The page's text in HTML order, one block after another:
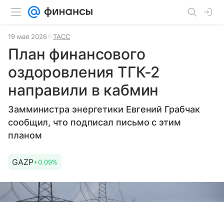
19 мая 2026 ТАСС
План финансового
оздоровления ТГК-2
направили в кабмин
Замминистра энергетики Евгений Грабчак
сообщил, что подписал письмо с этим
планом
GAZP+0.09%